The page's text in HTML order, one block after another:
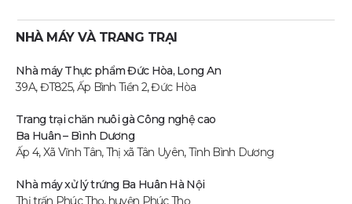
NHÀ MÁY VÀ TRANG TRẠI
Nhà máy Thực phẩm Đức Hòa, Long An
39A, ĐT825, Ấp Bình Tiền 2, Đức Hòa
Trang trại chăn nuôi gà Công nghệ cao
Ba Huân – Bình Dương
Ấp 4, Xã Vĩnh Tân, Thị xã Tân Uyên, Tỉnh Bình Dương
Nhà máy xử lý trứng Ba Huân Hà Nội
Thị trấn Phúc Thọ, huyện Phúc Thọ